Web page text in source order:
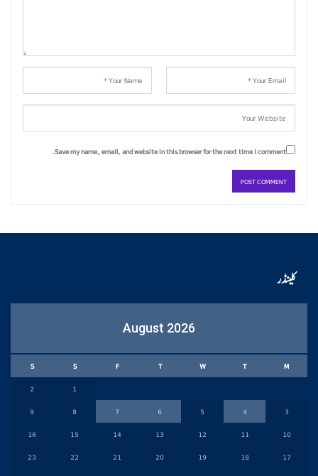
Save my name, email, and website in this browser for the next time I comment.
کلینڈر
August 2026
M
T
W
T
F
S
S
1
2
3
4
5
6
7
8
9
10
11
12
13
14
15
16
17
18
19
20
21
22
23